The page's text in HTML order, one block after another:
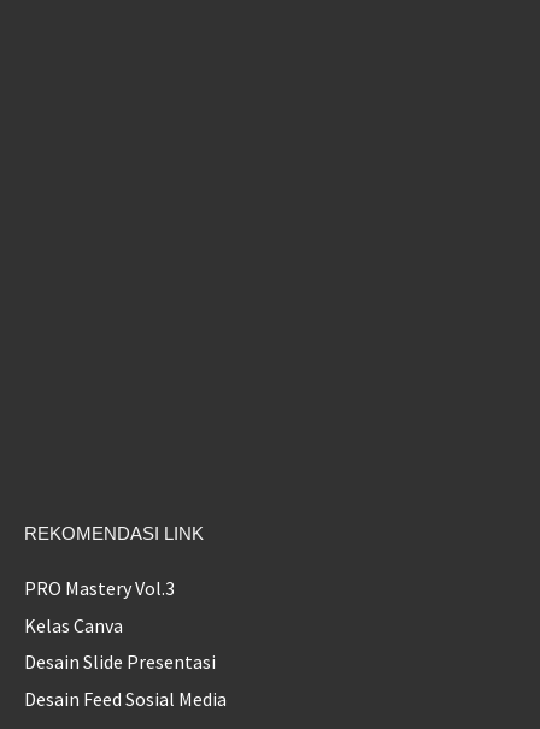
REKOMENDASI LINK
PRO Mastery Vol.3
Kelas Canva
Desain Slide Presentasi
Desain Feed Sosial Media